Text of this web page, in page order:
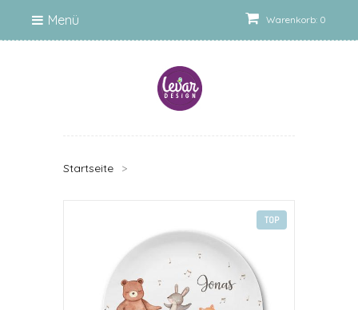
Warenkorb: 0
Menü
Startseite >
TOP